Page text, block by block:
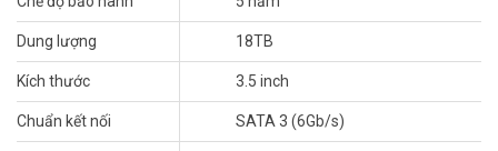
Western Digital Purple Pro WD181PURPlà dòng ổ cứng chuyên
dùng giám sát, chạy rất êm, giải nhiệt tốt bằng 70% so với ổ cứng
PC thông thường. Sản phẩm thích hợp trong hệ thống camera
giám sát tại nhà và doanh nghiệp vừa và nhỏ.
Dung lượng 18TB
Kích thước 3.5 inch
Chuẩn kết nối SATA 3 (6Gb/s)